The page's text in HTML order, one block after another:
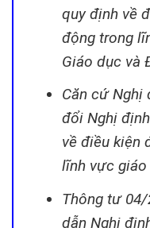
quy định về
động trong
Giáo dục và
Căn cứ Nghị
đổi Nghị
về điều kiện
lĩnh vực giáo
Thông tư
dẫn Nghị